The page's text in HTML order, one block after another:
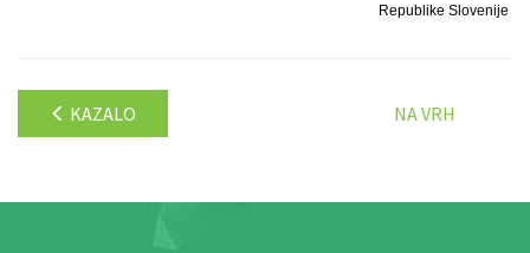
Republike Slovenije
KAZALO NA VRH